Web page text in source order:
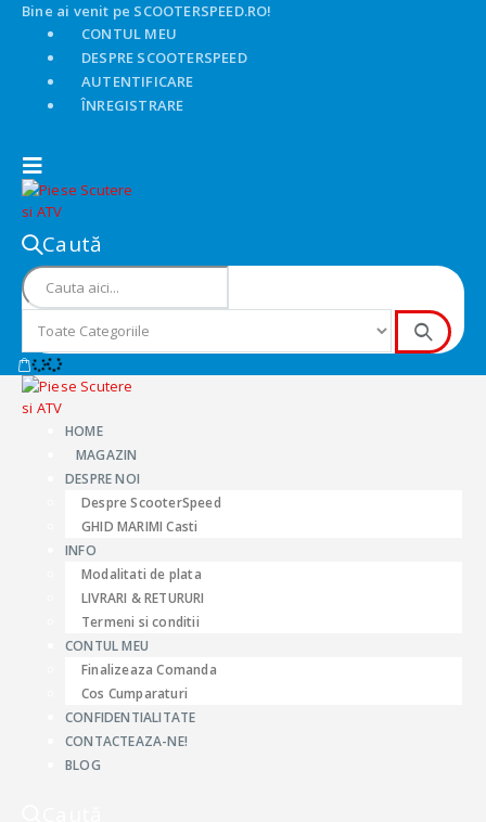
Bine ai venit pe SCOOTERSPEED.RO!
CONTUL MEU
DESPRE SCOOTERSPEED
AUTENTIFICARE
ÎNREGISTRARE
Caută
HOME
MAGAZIN
DESPRE NOI
Despre ScooterSpeed
GHID MARIMI Casti
INFO
Modalitati de plata
LIVRARI & RETURURI
Termeni si conditii
CONTUL MEU
Finalizeaza Comanda
Cos Cumparaturi
CONFIDENTIALITATE
CONTACTEAZA-NE!
BLOG